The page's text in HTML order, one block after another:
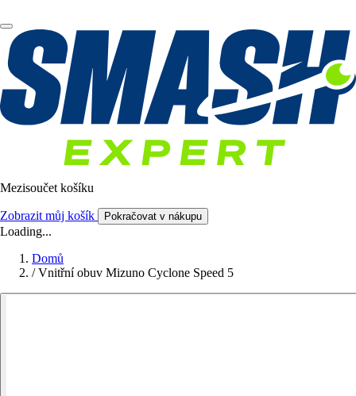
Mezisoučet košíku
Zobrazit můj košík Pokračovat v nákupu
Loading...
Domů
/ Vnitřní obuv Mizuno Cyclone Speed 5